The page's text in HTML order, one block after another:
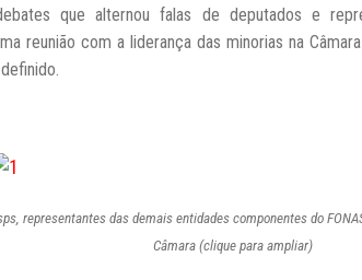
que alternou falas de deputados e
reunião com a liderança das minorias na
representantes das demais entidades componentes do
Câmara (clique para ampliar)